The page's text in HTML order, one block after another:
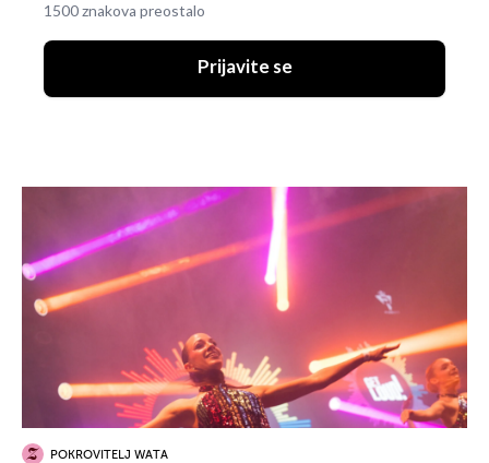
1500 znakova preostalo
Prijavite se
POKROVITELJ WATA